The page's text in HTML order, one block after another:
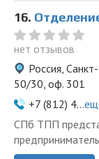
16.
нет отзывов
Россия,
50/30, оф. 301
+7 (812) 4...
СПб ТПП